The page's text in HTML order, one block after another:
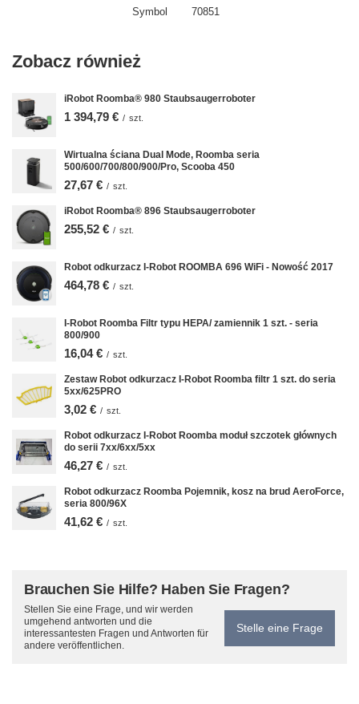
Symbol 70851
Zobacz również
iRobot Roomba® 980 Staubsaugerroboter
1 394,79 € / szt.
Wirtualna ściana Dual Mode, Roomba seria
500/600/700/800/900/Pro, Scooba 450
27,67 € / szt.
iRobot Roomba® 896 Staubsaugerroboter
255,52 € / szt.
Robot odkurzacz I-Robot ROOMBA 696 WiFi - Nowość 2017
464,78 € / szt.
I-Robot Roomba Filtr typu HEPA/ zamiennik 1 szt. - seria
800/900
16,04 € / szt.
Zestaw Robot odkurzacz I-Robot Roomba filtr 1 szt. do seria
5xx/625PRO
3,02 € / szt.
Robot odkurzacz I-Robot Roomba moduł szczotek głównych
do serii 7xx/6xx/5xx
46,27 € / szt.
Robot odkurzacz Roomba Pojemnik, kosz na brud AeroForce,
seria 800/96X
41,62 € / szt.
Brauchen Sie Hilfe? Haben Sie Fragen?
Stellen Sie eine Frage, und wir werden
umgehend antworten und die
interessantesten Fragen und Antworten für
andere veröffentlichen.
Stelle eine Frage